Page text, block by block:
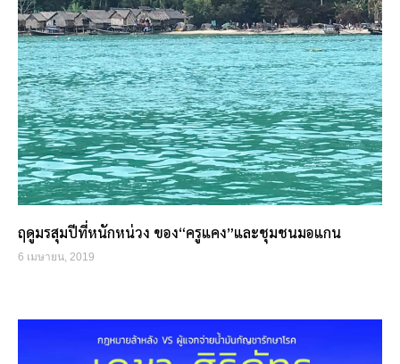
ฤดูมรสุมปีที่หนักหน่วง ของ“ครูแคง”และชุมชนมอแกน
6 เมษายน, 2019